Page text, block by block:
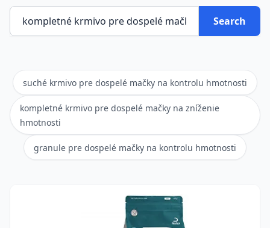
Search
suché krmivo pre dospelé mačky na kontrolu hmotnosti
kompletné krmivo pre dospelé mačky na zníženie
hmotnosti
granule pre dospelé mačky na kontrolu hmotnosti